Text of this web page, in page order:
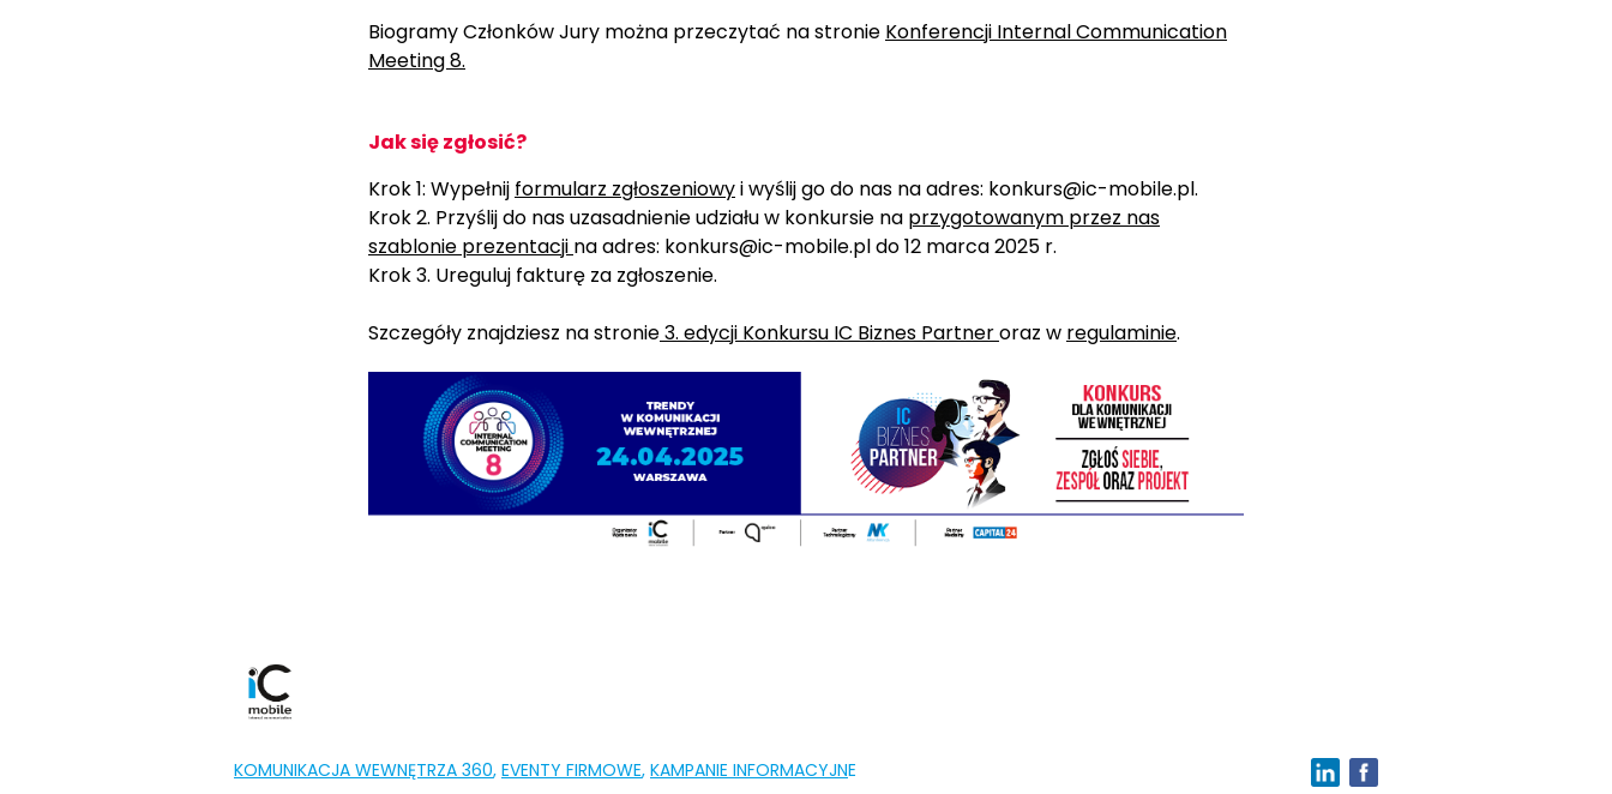
Biogramy Członków Jury można przeczytać na stronie Konferencji Internal Communication
Meeting 8.
Jak się zgłosić?
Krok 1: Wypełnij formularz zgłoszeniowyi wyślij go do nas na adres: konkurs@ic-mobile.pl.
Krok 2. Przyślij do nas uzasadnienie udziału w konkursie na przygotowanym przez nas
szablonie prezentacji na adres: konkurs@ic-mobile.pl do 12 marca 2025 r.
Krok 3. Ureguluj fakturę za zgłoszenie.
Szczegóły znajdziesz na stronie3. edycji Konkursu IC Biznes Partneroraz w regulaminie.
KOMUNIKACJA WEWNĘTRZA 360, EVENTY FIRMOWE, KAMPANIE INFORMACYJNE